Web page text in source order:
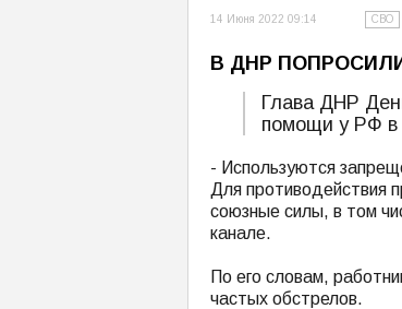
14 Июня 2022 09:14 СВО
В ДНР
Глава ДНР
помощи у РФ в
- Используются
Для противодействия
союзные силы, в том
канале.
По его словам,
частых обстрелов.